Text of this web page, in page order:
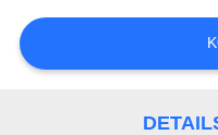
FÄLLE